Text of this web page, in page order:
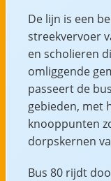
De lijn is een
streekvervoer
en scholieren
omliggende
passeert de
gebieden, met
knooppunten
dorpskernen
Bus 80 rijdt